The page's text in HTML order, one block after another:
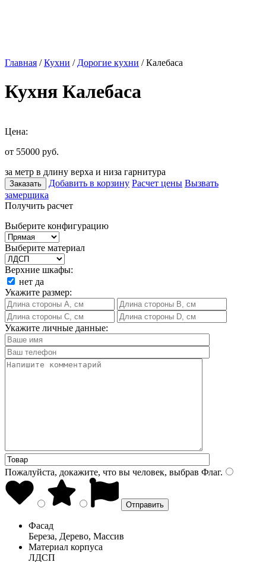
Главная /Кухни / Дорогие кухни / Калебаса
Кухня Калебаса
Цена:
от 55000 руб.
за метр в длину верха и низа гарнитура
Заказать Добавить в корзину Расчет цены Вызвать
замерщика
Получить расчет
Выберите конфигурацию
Выберите материал
Верхние шкафы:
нет да
Укажите размер:
Укажите личные данные:
Пожалуйста, докажите, что вы человек, выбрав Флаг.
Фасад
Береза, Дерево, Массив
Материал корпуса
ЛДСП